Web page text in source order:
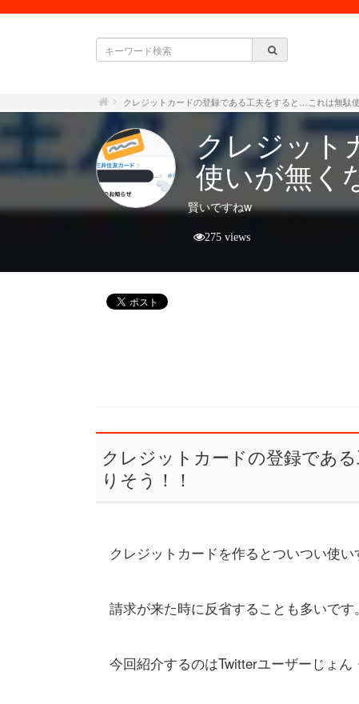
クレジットカードの登録である工夫をすると…これは無駄
クレジット
使いが無く
賢いですねw
275 views
クレジットカードの登録であ
りそう！！
クレジットカードを作るとついつい使い
請求が来た時に反省することも多いです。
今回紹介するのはTwitterユーザーじょん